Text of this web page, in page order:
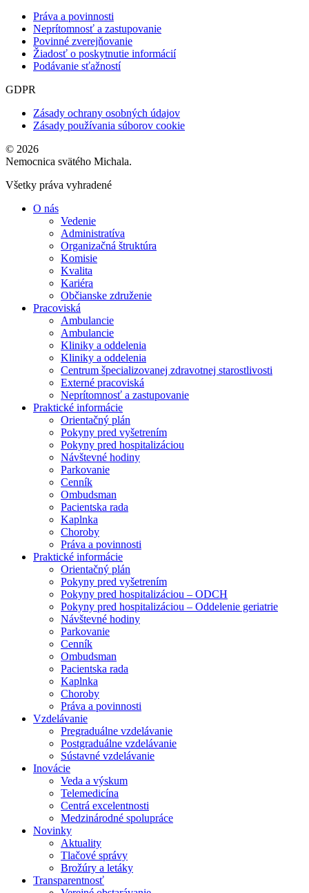
Práva a povinnosti
Neprítomnosť a zastupovanie
Povinné zverejňovanie
Žiadosť o poskytnutie informácií
Podávanie sťažností
GDPR
Zásady ochrany osobných údajov
Zásady používania súborov cookie
© 2026
Nemocnica svätého Michala.
Všetky práva vyhradené
O nás
Vedenie
Administratíva
Organizačná štruktúra
Komisie
Kvalita
Kariéra
Občianske združenie
Pracoviská
Ambulancie
Ambulancie
Kliniky a oddelenia
Kliniky a oddelenia
Centrum špecializovanej zdravotnej starostlivosti
Externé pracoviská
Neprítomnosť a zastupovanie
Praktické informácie
Orientačný plán
Pokyny pred vyšetrením
Pokyny pred hospitalizáciou
Návštevné hodiny
Parkovanie
Cenník
Ombudsman
Pacientska rada
Kaplnka
Choroby
Práva a povinnosti
Praktické informácie
Orientačný plán
Pokyny pred vyšetrením
Pokyny pred hospitalizáciou – ODCH
Pokyny pred hospitalizáciou – Oddelenie geriatrie
Návštevné hodiny
Parkovanie
Cenník
Ombudsman
Pacientska rada
Kaplnka
Choroby
Práva a povinnosti
Vzdelávanie
Pregraduálne vzdelávanie
Postgraduálne vzdelávanie
Sústavné vzdelávanie
Inovácie
Veda a výskum
Telemedicína
Centrá excelentnosti
Medzinárodné spolupráce
Novinky
Aktuality
Tlačové správy
Brožúry a letáky
Transparentnosť